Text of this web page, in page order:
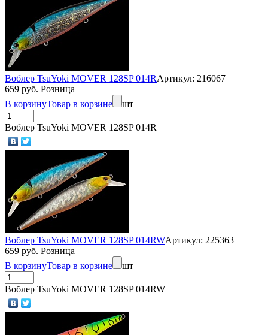
Воблер TsuYoki MOVER 128SP 014RАртикул: 216067
659 руб. Розница
В корзинуТовар в корзине шт
Воблер TsuYoki MOVER 128SP 014R
Воблер TsuYoki MOVER 128SP 014RWАртикул: 225363
659 руб. Розница
В корзинуТовар в корзине шт
Воблер TsuYoki MOVER 128SP 014RW